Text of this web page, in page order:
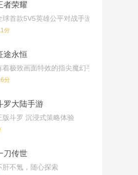
者荣耀
球首款5V5英雄公平对战手游
分
途永恒
着极致画面特效的指尖魔幻手游
分
罗大陆手游
版斗罗 沉浸式策略体验
刀传世
肝不氪，随心探索